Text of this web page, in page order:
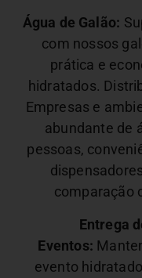
Água de Galão:
com nossos
prática e
hidratados.
Empresas e
abundante de
pessoas,
comparação
Entrega
Eventos:
evento